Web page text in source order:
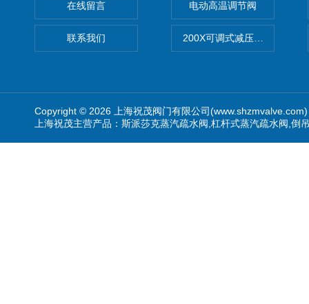
在线留言
联系我们
电动高温调节阀
200X可调式减压阀（减压稳
Copyright © 2026 上海祝茂阀门有限公司
上海祝茂主营产品：斯派莎克蒸汽疏水阀,杠杆式蒸汽疏水阀,倒